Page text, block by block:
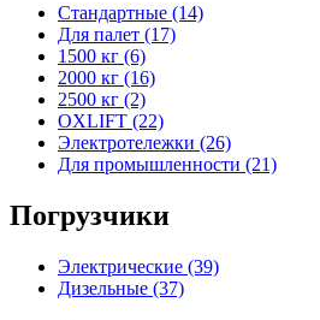
Стандартные (14)
Для палет (17)
1500 кг (6)
2000 кг (16)
2500 кг (2)
OXLIFT (22)
Электротележки (26)
Для промышленности (21)
Погрузчики
Электрические (39)
Дизельные (37)